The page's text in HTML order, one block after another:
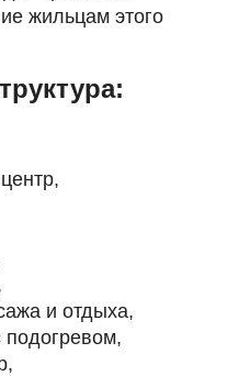
жильцам этого
и отдыха,